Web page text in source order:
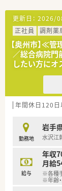
更新日： 2026/
正社員
調剤薬
【奥州市】≪
／総合病院門
したい方に
年間休日120日
勤務地
岩手
水沢江
給与
年収
月給
※各種
※年齢